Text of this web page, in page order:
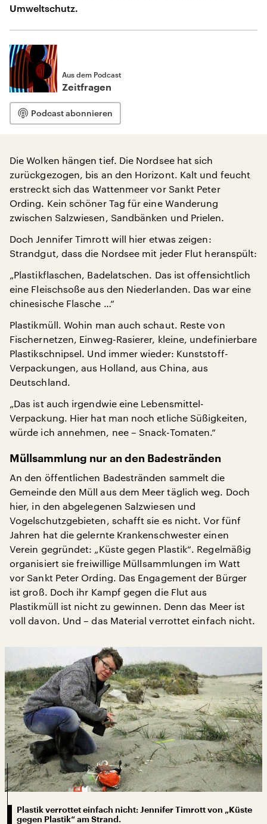
Umweltschutz.
Aus dem Podcast
Zeitfragen
Podcast abonnieren
Die Wolken hängen tief. Die Nordsee hat sich
zurückgezogen, bis an den Horizont. Kalt und feucht
erstreckt sich das Wattenmeer vor Sankt Peter
Ording. Kein schöner Tag für eine Wanderung
zwischen Salzwiesen, Sandbänken und Prielen.
Doch Jennifer Timrott will hier etwas zeigen:
Strandgut, dass die Nordsee mit jeder Flut heranspült:
„Plastikflaschen, Badelatschen. Das ist offensichtlich
eine Fleischsoße aus den Niederlanden. Das war eine
chinesische Flasche …“
Plastikmüll. Wohin man auch schaut. Reste von
Fischernetzen, Einweg-Rasierer, kleine, undefinierbare
Plastikschnipsel. Und immer wieder: Kunststoff-
Verpackungen, aus Holland, aus China, aus
Deutschland.
„Das ist auch irgendwie eine Lebensmittel-
Verpackung. Hier hat man noch etliche Süßigkeiten,
würde ich annehmen, nee – Snack-Tomaten.“
Müllsammlung nur an den Badestränden
An den öffentlichen Badestränden sammelt die
Gemeinde den Müll aus dem Meer täglich weg. Doch
hier, in den abgelegenen Salzwiesen und
Vogelschutzgebieten, schafft sie es nicht. Vor fünf
Jahren hat die gelernte Krankenschwester einen
Verein gegründet: „Küste gegen Plastik“. Regelmäßig
organisiert sie freiwillige Müllsammlungen im Watt
vor Sankt Peter Ording. Das Engagement der Bürger
ist groß. Doch ihr Kampf gegen die Flut aus
Plastikmüll ist nicht zu gewinnen. Denn das Meer ist
voll davon. Und – das Material verrottet einfach nicht.
Plastik verrottet einfach nicht: Jennifer Timrott von „Küste
gegen Plastik“ am Strand.